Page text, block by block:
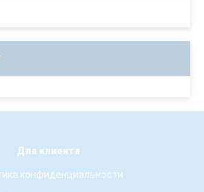
Для клиента
конфиденциальности